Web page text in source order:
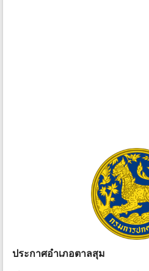
ประกาศอําเภอตาลสุม